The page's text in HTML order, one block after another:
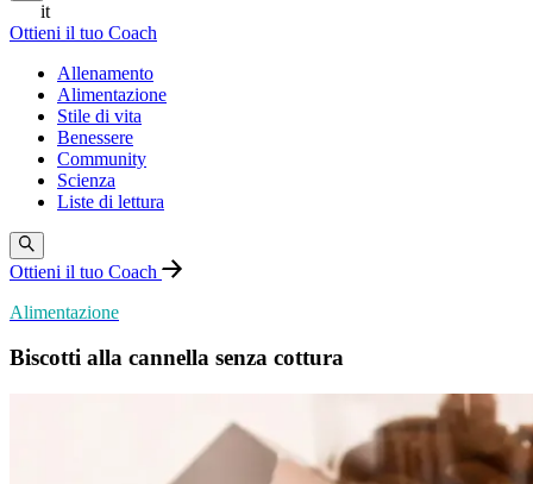
it
Ottieni il tuo Coach
Allenamento
Alimentazione
Stile di vita
Benessere
Community
Scienza
Liste di lettura
Ottieni il tuo Coach
Alimentazione
Biscotti alla cannella senza cottura